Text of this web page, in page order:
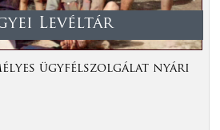
Levéltár
ügyfélszolgálat nyári